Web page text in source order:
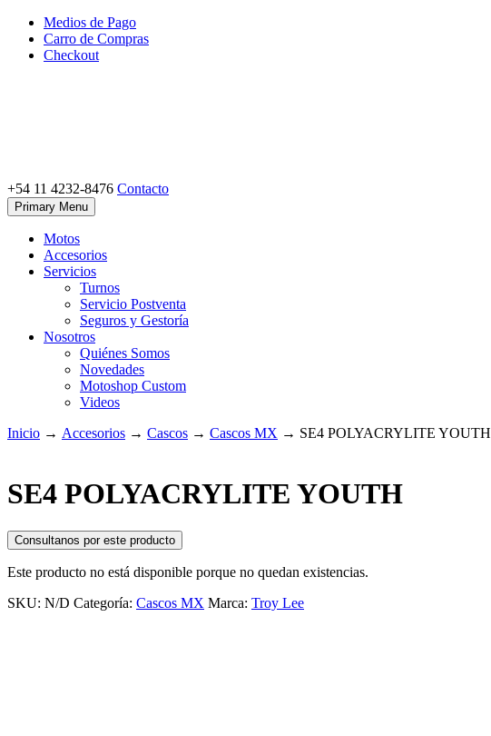
Skip
content
Medios de Pago
Carro de Compras
Checkout
Motoshop Ezeiza
Motos y Accesorios
+54 11 4232-8476 Contacto
Primary Menu
Motos
Accesorios
Servicios
Turnos
Servicio Postventa
Seguros y Gestoría
Nosotros
Quiénes Somos
Novedades
Motoshop Custom
Videos
Inicio → Accesorios → Cascos → Cascos MX → SE4 POLYACRYLITE YOUTH
SE4 POLYACRYLITE YOUTH
Consultanos por este producto
Este producto no está disponible porque no quedan existencias.
SKU: N/D Categoría: Cascos MX Marca: Troy Lee